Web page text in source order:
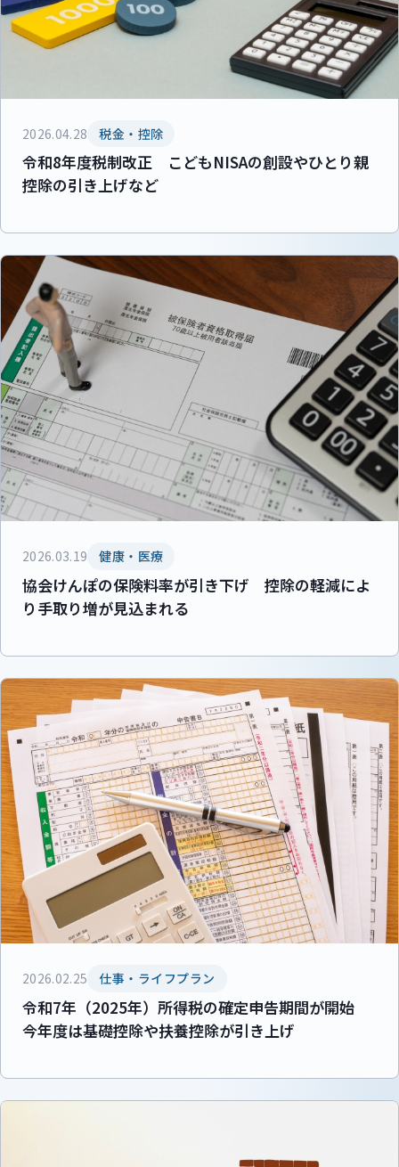
2026.04.28 税金・控除
令和8年度税制改正 こどもNISAの創設やひとり親
控除の引き上げなど
2026.03.19 健康・医療
協会けんぽの保険料率が引き下げ 控除の軽減によ
り手取り増が見込まれる
2026.02.25 仕事・ライフプラン
令和7年（2025年）所得税の確定申告期間が開始
今年度は基礎控除や扶養控除が引き上げ